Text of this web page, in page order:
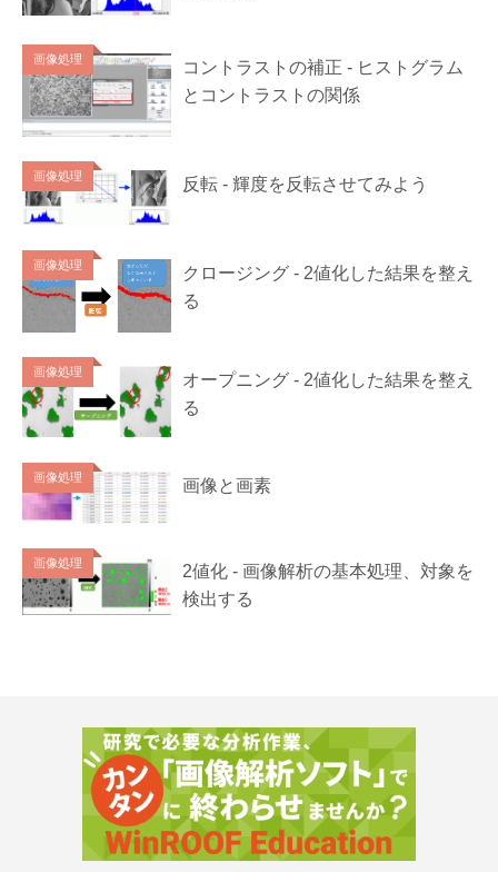
画像処理
コントラストの補正 - ヒストグラム
とコントラストの関係
画像処理 反転 - 輝度を反転させてみよう
画像処理
クロージング - 2値化した結果を整え
る
画像処理
オープニング - 2値化した結果を整え
る
画像処理 画像と画素
画像処理
2値化 - 画像解析の基本処理、対象を
検出する